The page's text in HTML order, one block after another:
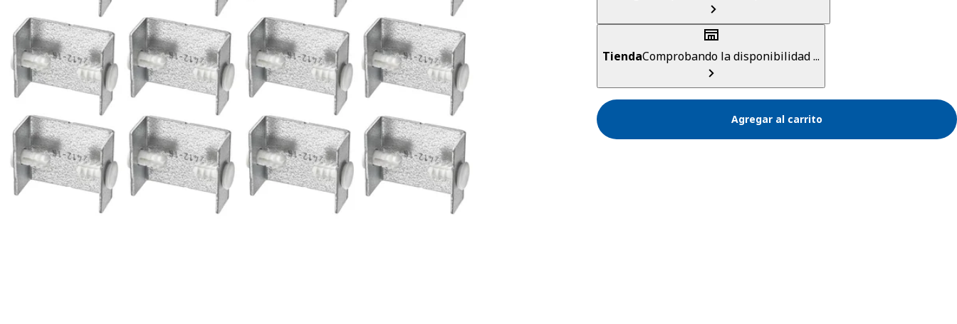
Image zoomed out, normal view
TiendaComprobando la disponibilidad ...
Agregar al carrito